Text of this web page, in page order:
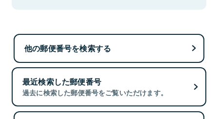
他の郵便番号を検索する
最近検索した郵便番号
過去に検索した郵便番号をご覧いただけます。